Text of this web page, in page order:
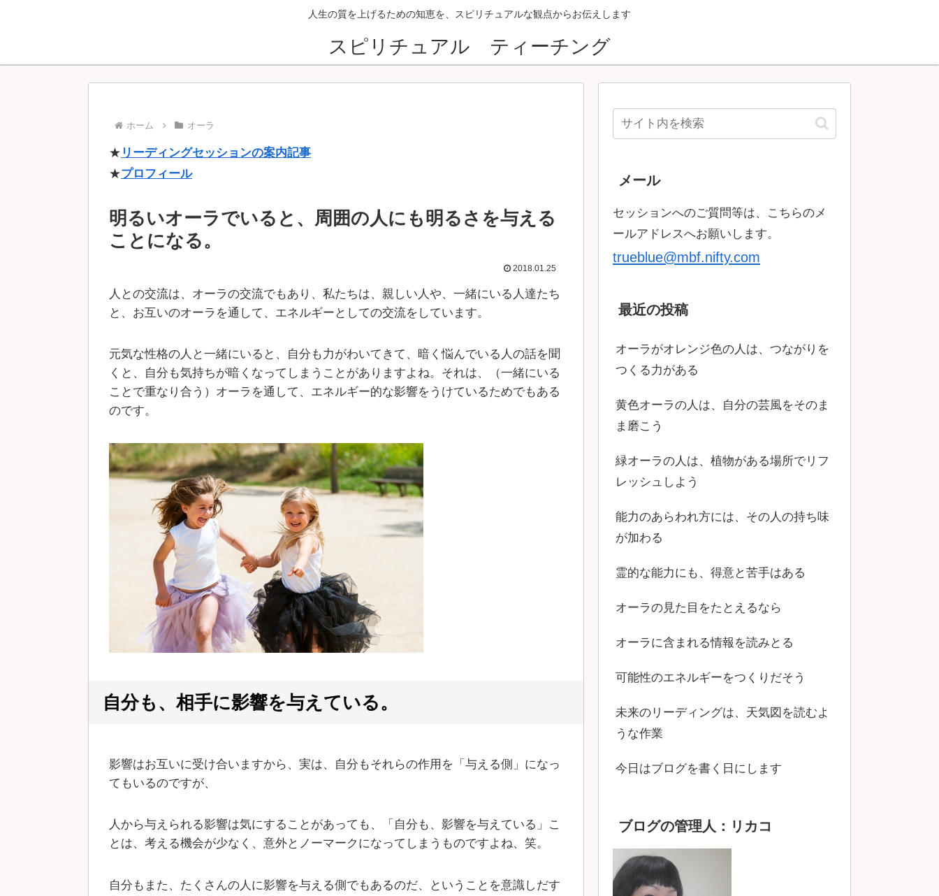
人生の質を上げるための知恵を、スピリチュアルな観点からお伝えします
スピリチュアル ティーチング
ホーム オーラ
★ リーディングセッションの案内記事
★プロフィール
明るいオーラでいると、周囲の人にも明るさを与える
ことになる。
2018.01.25
人との交流は、オーラの交流でもあり、私たちは、親しい人や、一緒にいる人達たち
と、お互いのオーラを通して、エネルギーとしての交流をしています。
元気な性格の人と一緒にいると、自分も力がわいてきて、暗く悩んでいる人の話を聞
くと、自分も気持ちが暗くなってしまうことがありますよね。それは、（一緒にいる
ことで重なり合う）オーラを通して、エネルギー的な影響をうけているためでもある
のです。
自分も、相手に影響を与えている。
影響はお互いに受け合いますから、実は、自分もそれらの作用を「与える側」になっ
てもいるのですが、
人から与えられる影響は気にすることがあっても、「自分も、影響を与えている」こ
とは、考える機会が少なく、意外とノーマークになってしまうものですよね、笑。
自分もまた、たくさんの人に影響を与える側でもあるのだ、ということを意識しだす
メール
セッションへのご質問等は、こちらのメ
ールアドレスへお願いします。
trueblue@mbf.nifty.com
最近の投稿
オーラがオレンジ色の人は、つながりを
つくる力がある
黄色オーラの人は、自分の芸風をそのま
ま磨こう
緑オーラの人は、植物がある場所でリフ
レッシュしよう
能力のあらわれ方には、その人の持ち味
が加わる
霊的な能力にも、得意と苦手はある
オーラの見た目をたとえるなら
オーラに含まれる情報を読みとる
可能性のエネルギーをつくりだそう
未来のリーディングは、天気図を読むよ
うな作業
今日はブログを書く日にします
ブログの管理人：リカコ